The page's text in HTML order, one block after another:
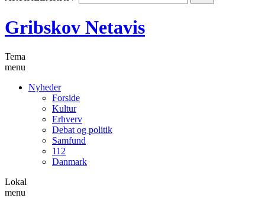
Gribskov Netavis
Tema
menu
Nyheder
Forside
Kultur
Erhverv
Debat og politik
Samfund
112
Danmark
Lokal
menu